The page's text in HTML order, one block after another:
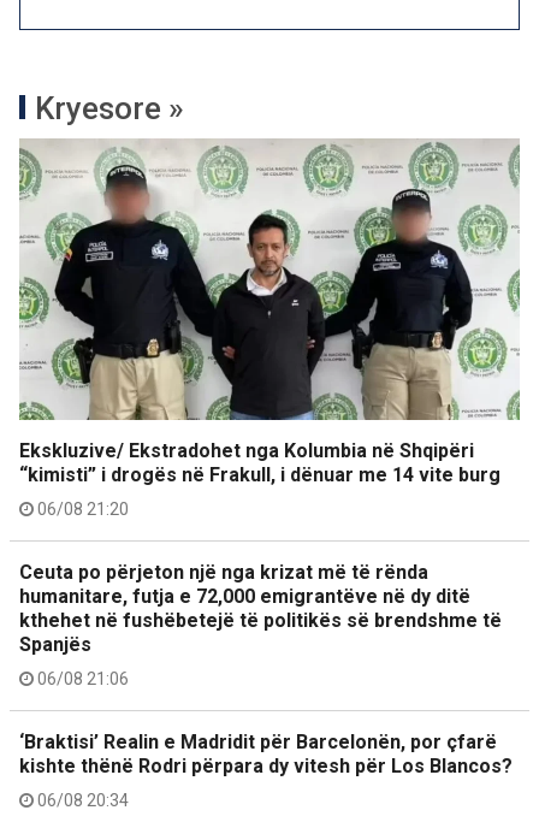
Kryesore »
Ekskluzive/ Ekstradohet nga Kolumbia në Shqipëri
“kimisti” i drogës në Frakull, i dënuar me 14 vite burg
06/08 21:20
Ceuta po përjeton një nga krizat më të rënda
humanitare, futja e 72,000 emigrantëve në dy ditë
kthehet në fushëbetejë të politikës së brendshme të
Spanjës
06/08 21:06
‘Braktisi’ Realin e Madridit për Barcelonën, por çfarë
kishte thënë Rodri përpara dy vitesh për Los Blancos?
06/08 20:34